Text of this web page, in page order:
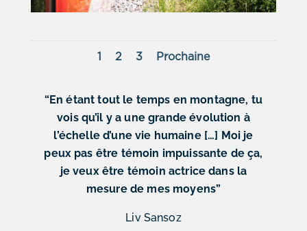
1 2 3 Prochaine
“En étant tout le temps en montagne, tu
vois qu’il y a une grande évolution à
l’échelle d’une vie humaine […] Moi je
peux pas être témoin impuissante de ça,
je veux être témoin actrice dans la
mesure de mes moyens”
Liv Sansoz